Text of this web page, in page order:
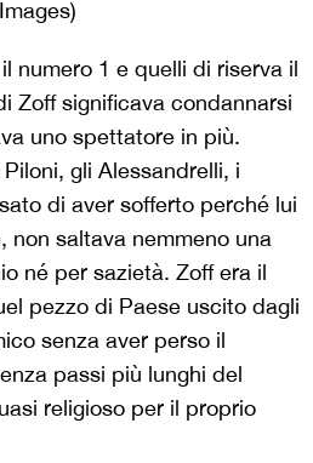
numero 1 e quelli di riserva il
Zoff significava condannarsi
uno spettatore in più.
gli Alessandrelli, i
di aver sofferto perché lui
non saltava nemmeno una
né per sazietà. Zoff era il
pezzo di Paese uscito dagli
senza aver perso il
passi più lunghi del
religioso per il proprio